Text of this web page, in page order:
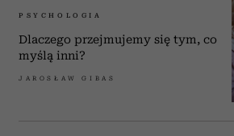
PSYCHOLOGIA
Dlaczego przejmujemy się tym, co
myślą inni?
JAROSŁAW GIBAS